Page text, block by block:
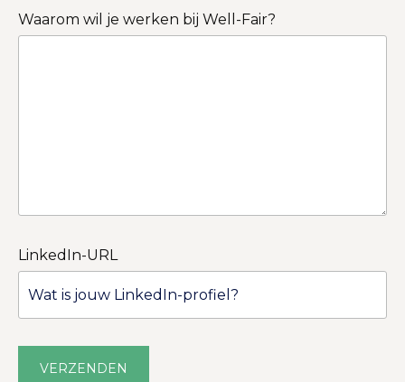
Waarom wil je werken bij Well-Fair?
LinkedIn-URL